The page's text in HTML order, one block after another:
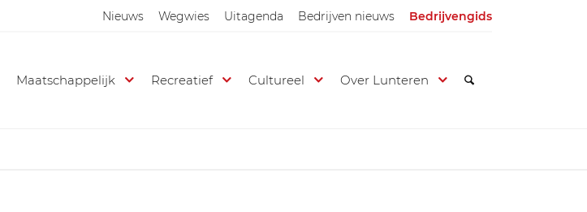
Nieuws Wegwies Uitagenda Bedrijven nieuws Bedrijvengids
Maatschappelijk Recreatief Cultureel Over Lunteren